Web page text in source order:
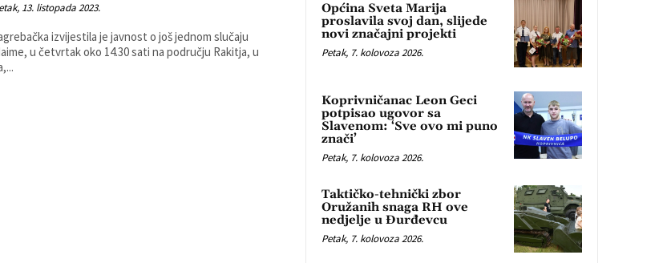
13. listopada 2023.
izvijestila je javnost o još jednom slučaju
Općina Sveta Marija
proslavila svoj dan, slijede
novi značajni projekti
Petak, 7. kolovoza 2026.
Koprivničanac Leon Geci
potpisao ugovor sa
Slavenom: ‘Sve ovo mi puno
znači’
Petak, 7. kolovoza 2026.
Taktičko-tehnički zbor
Oružanih snaga RH ove
nedjelje u Đurđevcu
Petak, 7. kolovoza 2026.